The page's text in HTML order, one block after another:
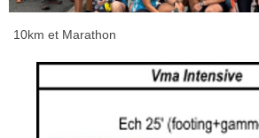
10km et Marathon